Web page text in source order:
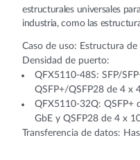
estructurales universales
industria, como las
Caso de uso: Estructura
Densidad de puerto:
QFX5110-48S: SFP/
QSFP+/QSFP28 de 4 x
QFX5110-32Q: QSFP+
GbE y QSFP28 de 4 x
Transferencia de datos: